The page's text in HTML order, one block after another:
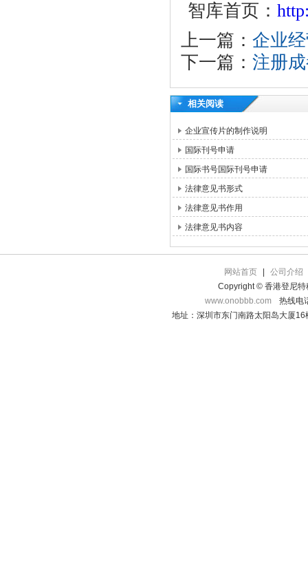
智库首页：
上一篇： 企业
下一篇： 注册
相关阅读
企业宣传片的制作说明
国际刊号申请
国际书号国际刊号申请
法律意见书形式
法律意见书作用
法律意见书内容
网站首页
公司介绍
Copyright © 香港登尼特
www.onobbb.com
热线电
地址：深圳市东门南路太阳岛大厦